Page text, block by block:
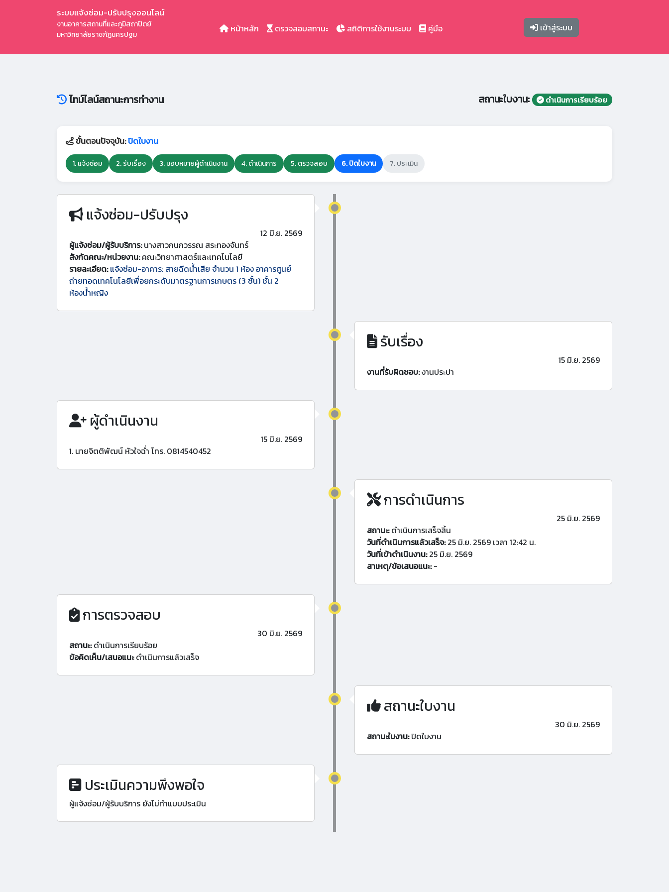
ระบบแจ้งซ่อม-ปรับปรุงออนไลน์
งานอาคารสถานที่และภูมิสถาปัตย์
มหาวิทยาลัยราชภัฏนครปฐม
หน้าหลัก ตรวจสอบสถานะ สถิติการใช้งานระบบ คู่มือ เข้าสู่ระบบ
ไทม์ไลน์สถานะการทำงาน สถานะใบงาน: ดำเนินการเรียบร้อย
ขั้นตอนปัจจุบัน:ปิดใบงาน
1. แจ้งซ่อม 2. รับเรื่อง 3. มอบหมายผู้ดำเนินงาน 4. ดำเนินการ 5. ตรวจสอบ 6. ปิดใบงาน 7. ประเมิน
แจ้งซ่อม-ปรับปรุง
12 มิ.ย. 2569
ผู้แจ้งซ่อม/ผู้รับบริการ:นางสาวกนกวรรณ สระทองจันทร์
สังกัดคณะ/หน่วยงาน:คณะวิทยาศาสตร์และเทคโนโลยี
รายละเอียด: แจ้งซ่อม-อาคาร: สายฉีดน้ำเสีย จำนวน 1 ห้อง อาคารศูนย์
ถ่ายทอดเทคโนโลยีเพื่อยกระดับมาตรฐานการเกษตร (3 ชั้น) ชั้น 2
ห้องน้ำหญิง
รับเรื่อง
15 มิ.ย. 2569
งานที่รับผิดชอบ:งานประปา
ผู้ดำเนินงาน
15 มิ.ย. 2569
1. นายจิตติพัฒน์ หัวใจฉ่ำ โทร. 0814540452
การดำเนินการ
25 มิ.ย. 2569
สถานะ:ดำเนินการเสร็จสิ้น
วันที่ดำเนินการแล้วเสร็จ:25 มิ.ย. 2569 เวลา 12:42 น.
วันที่เข้าดำเนินงาน:25 มิ.ย. 2569
สาเหตุ/ข้อเสนอแนะ:-
การตรวจสอบ
30 มิ.ย. 2569
สถานะ:ดำเนินการเรียบร้อย
ข้อคิดเห็น/เสนอแนะดำเนินการแล้วเสร็จ
สถานะใบงาน
30 มิ.ย. 2569
สถานะใบงาน:ปิดใบงาน
ประเมินความพึงพอใจ
ผู้แจ้งซ่อม/ผู้รับบริการ ยังไม่ทำแบบประเมิน